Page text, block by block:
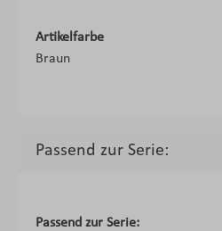
Artikelfarbe
Braun
Passend zur Serie:
Produktgalerie überspringen
Passend zur Serie: